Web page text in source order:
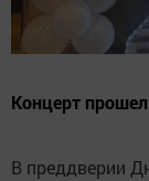
Концерт
В преддверии